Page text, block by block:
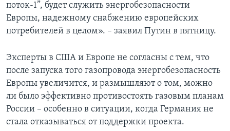
поток-1”, будет служить энергобезопасности
Европы, надежному снабжению европейских
потребителей в целом». – заявил Путин в пятницу.
Эксперты в США и Европе не согласны с тем, что
после запуска того газопровода энергобезопасность
Европы увеличится, и размышляют о том, можно
ли было эффективно противостоять газовым планам
России – особенно в ситуации, когда Германия не
стала отказываться от поддержки проекта.